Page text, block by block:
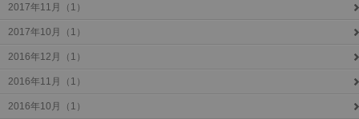
2017年11月（1）
2017年10月（1）
2016年12月（1）
2016年11月（1）
2016年10月（1）